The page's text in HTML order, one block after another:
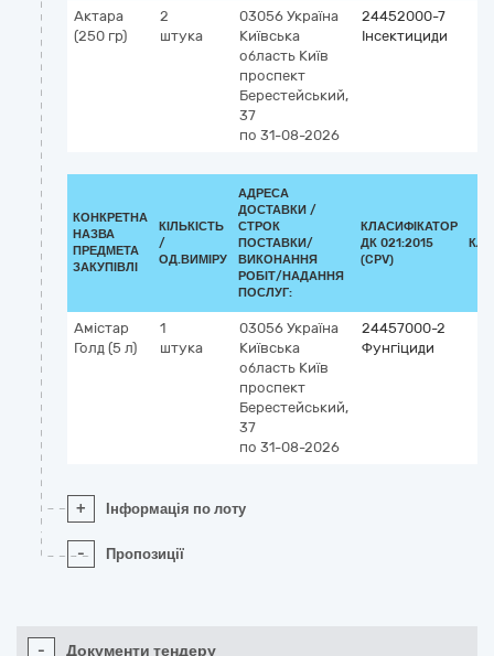
Актара
(250 гр)
2
штука
03056 Україна
Київська
область Київ
проспект
Берестейський,
37
по 31-08-2026
24452000-7
Інсектициди
КОНКРЕТНА
НАЗВА
ПРЕДМЕТА
ЗАКУПІВЛІ
КІЛЬКІСТЬ
/
ОД.ВИМІРУ
АДРЕСА
ДОСТАВКИ /
СТРОК
ПОСТАВКИ/
ВИКОНАННЯ
РОБІТ/НАДАННЯ
ПОСЛУГ:
КЛАСИФІКАТОР
ДК 021:2015
(CPV)
Амістар
Голд (5 л)
1
штука
03056 Україна
Київська
область Київ
проспект
Берестейський,
37
по 31-08-2026
24457000-2
Фунгіциди
+ Інформація по лоту
- Пропозиції
- Документи тендеру